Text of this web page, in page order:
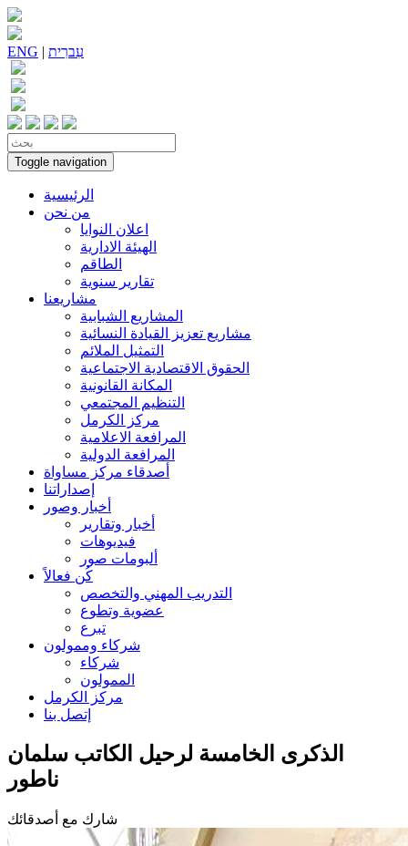
ENG | עִברִית
Toggle navigation
الرئيسية
من نحن
اعلان النوايا
الهيئة الادارية
الطاقم
تقارير سنوية
مشاريعنا
المشاريع الشبابية
مشاريع تعزيز القيادة النسائية
التمثيل الملائم
الحقوق الاقتصادية الاجتماعية
المكانة القانونية
التنظيم المجتمعي
مركز الكرمل
المرافعة الاعلامية
المرافعة الدولية
أصدقاء مركز مساواة
إصداراتنا
أخبار وصور
أخبار وتقارير
فيديوهات
ألبومات صور
كُن فعالاً
التدريب المهني والتخصص
عضوية وتطوع
تبرع
شركاء وممولون
شركاء
الممولون
مركز الكرمل
إتصل بنا
الذكرى الخامسة لرحيل الكاتب سلمان
ناطور
شارك مع أصدقائك